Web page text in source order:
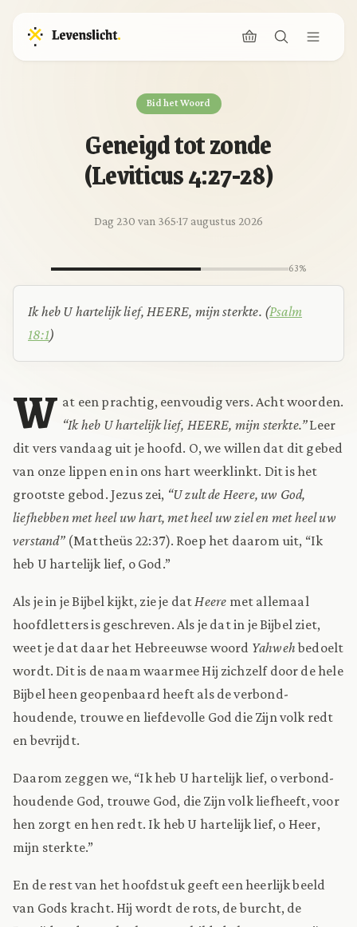
Bid het Woord
Geneigd tot zonde
(Leviticus 4:27-28)
Dag 230 van 365·17 augustus 2026
63%
Ik heb U hartelijk lief, HEERE, mijn sterkte. (Psalm
18:1)
W at een prachtig, eenvoudig vers. Acht woorden.
“Ik heb U hartelijk lief, HEERE, mijn sterkte.”Leer
dit vers vandaag uit je hoofd. O, we willen dat dit gebed
van onze lippen en in ons hart weerklinkt. Dit is het
grootste gebod. Jezus zei, “U zult de Heere, uw God,
liefhebben met heel uw hart, met heel uw ziel en met heel uw
verstand”(Mattheüs 22:37). Roep het daarom uit, “Ik
heb U hartelijk lief, o God.”
Als je in je Bijbel kijkt, zie je dat Heere met allemaal
hoofdletters is geschreven. Als je dat in je Bijbel ziet,
weet je dat daar het Hebreeuwse woord Yahwehbedoelt
wordt. Dit is de naam waarmee Hij zichzelf door de hele
Bijbel heen geopenbaard heeft als de verbond-
houdende, trouwe en liefdevolle God die Zijn volk redt
en bevrijdt.
Daarom zeggen we, “Ik heb U hartelijk lief, o verbond-
houdende God, trouwe God, die Zijn volk liefheeft, voor
hen zorgt en hen redt. Ik heb U hartelijk lief, o Heer,
mijn sterkte.”
En de rest van het hoofdstuk geeft een heerlijk beeld
van Gods kracht. Hij wordt de rots, de burcht, de